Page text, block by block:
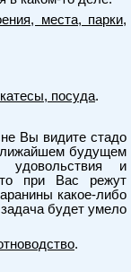
места, парки,
посуда.
Вы видите стадо
будущем
удовольствия и
при Вас режут
какое-либо
будет умело
.